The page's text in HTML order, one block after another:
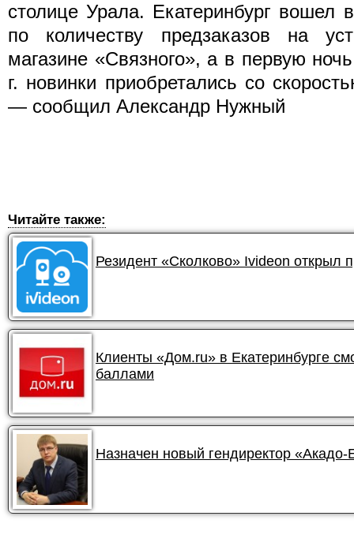
столице Урала. Екатеринбург вошел
по количеству предзаказов на
магазине «Связного», а в первую
г. новинки приобретались со
— сообщил Александр Нужный
Читайте также:
Резидент «Сколково» Ivideon открыл
Клиенты «Дом.ru» в Екатеринбурге
баллами
Назначен новый гендиректор «Акадо-